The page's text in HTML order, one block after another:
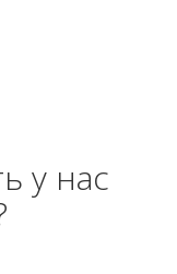
у нас